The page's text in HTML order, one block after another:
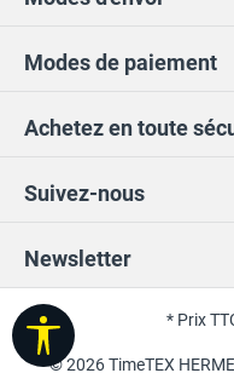
Suivez-nous
Achetez en toute
Newsletter
Modes de paiement
© 2026 TimeTEX
* Prix
Afficher la barre